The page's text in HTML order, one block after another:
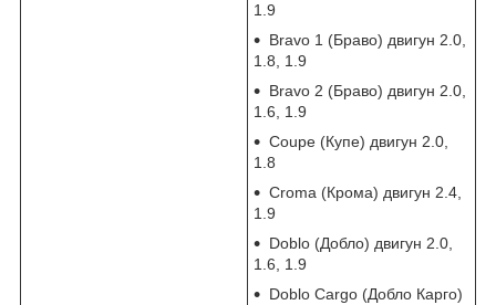
1.9
Bravo 1 (Браво) двигун 2.0,
1.8, 1.9
Bravo 2 (Браво) двигун 2.0,
1.6, 1.9
Coupe (Купе) двигун 2.0,
1.8
Croma (Крома) двигун 2.4,
1.9
Doblo (Добло) двигун 2.0,
1.6, 1.9
Doblo Cargo (Добло Карго)